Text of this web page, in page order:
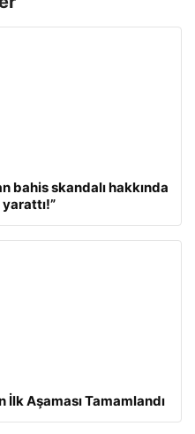
bahis skandalı hakkında
yarattı!”
Aşaması Tamamlandı